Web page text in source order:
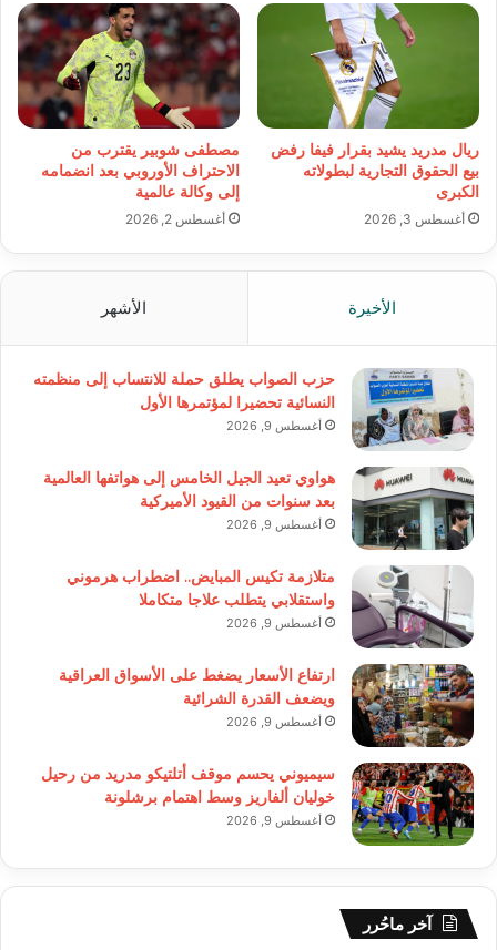
ريال مدريد يشيد بقرار فيفا رفض
بيع الحقوق التجارية لبطولاته
الكبرى
أغسطس 3, 2026
مصطفى شوبير يقترب من
الاحتراف الأوروبي بعد انضمامه
إلى وكالة عالمية
أغسطس 2, 2026
الأخيرة الأشهر
حزب الصواب يطلق حملة للانتساب إلى منظمته
النسائية تحضيرا لمؤتمرها الأول
أغسطس 9, 2026
هواوي تعيد الجيل الخامس إلى هواتفها العالمية
بعد سنوات من القيود الأميركية
أغسطس 9, 2026
متلازمة تكيس المبايض.. اضطراب هرموني
واستقلابي يتطلب علاجا متكاملا
أغسطس 9, 2026
ارتفاع الأسعار يضغط على الأسواق العراقية
ويضعف القدرة الشرائية
أغسطس 9, 2026
سيميوني يحسم موقف أتلتيكو مدريد من رحيل
خوليان ألفاريز وسط اهتمام برشلونة
أغسطس 9, 2026
آخر ماحُرر